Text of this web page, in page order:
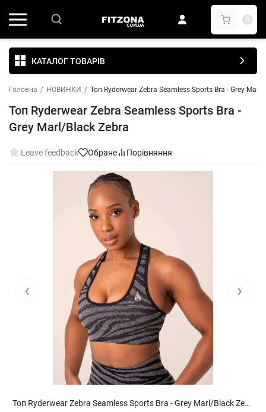
0
КАТАЛОГ ТОВАРІВ
Головна / НОВИНКИ / Топ Ryderwear Zebra Seamless Sports Bra - Grey Marl/
Топ Ryderwear Zebra Seamless Sports Bra -
Grey Marl/Black Zebra
Leave feedback Обране Порівняння
Топ Ryderwear Zebra Seamless Sports Bra - Grey Marl/Black Zebra
‹ ›